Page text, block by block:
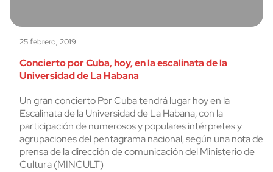
25 febrero, 2019
Concierto por Cuba, hoy, en la escalinata de la
Universidad de La Habana
Un gran concierto Por Cuba tendrá lugar hoy en la
Escalinata de la Universidad de La Habana, con la
participación de numerosos y populares intérpretes y
agrupaciones del pentagrama nacional, según una nota de
prensa de la dirección de comunicación del Ministerio de
Cultura (MINCULT)